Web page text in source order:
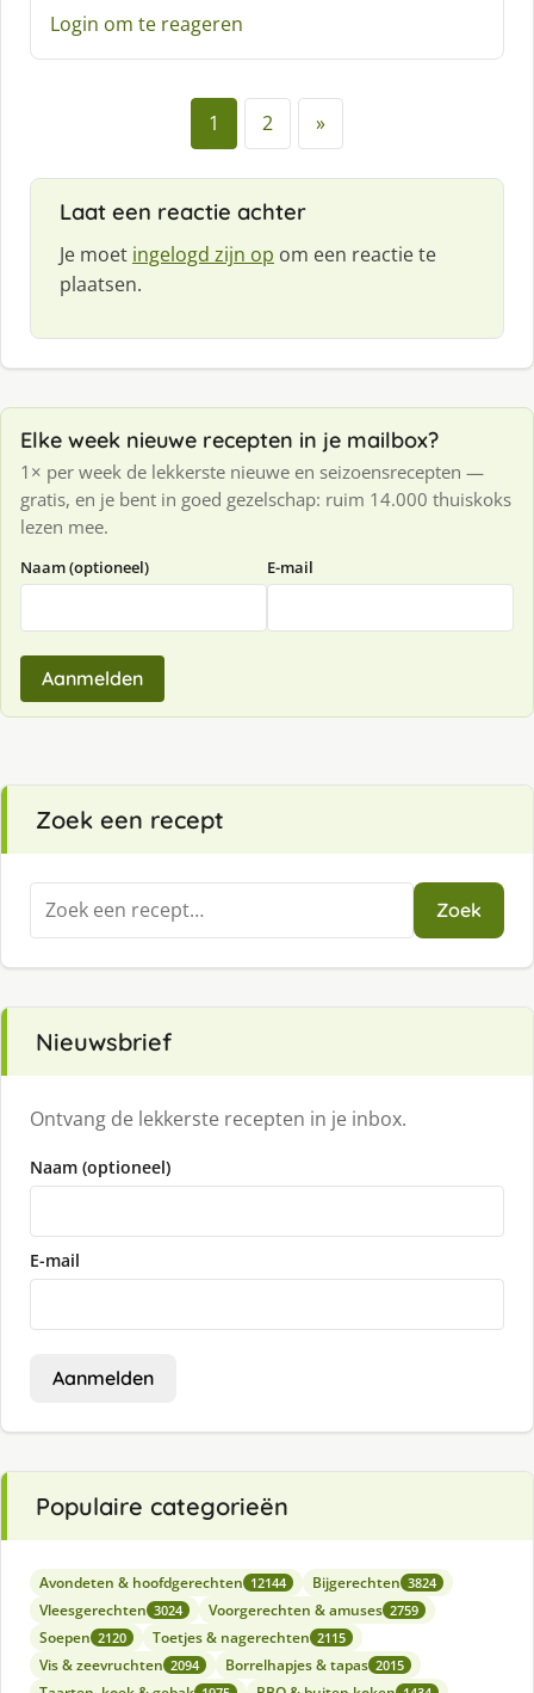
Login om te reageren
1 2 »
Laat een reactie achter
Je moet ingelogd zijn op om een reactie te
plaatsen.
Elke week nieuwe recepten in je mailbox?
1× per week de lekkerste nieuwe en seizoensrecepten —
gratis, en je bent in goed gezelschap: ruim 14.000 thuiskoks
lezen mee.
Naam (optioneel) E-mail
Aanmelden
Zoek een recept
Zoeken
naar:
Zoek
Nieuwsbrief
Ontvang de lekkerste recepten in je inbox.
Naam (optioneel)
E-mail
Aanmelden
Populaire categorieën
Avondeten & hoofdgerechten 12144 Bijgerechten 3824
Vleesgerechten 3024 Voorgerechten & amuses 2759
Soepen 2120 Toetjes & nagerechten 2115
Vis & zeevruchten 2094 Borrelhapjes & tapas 2015